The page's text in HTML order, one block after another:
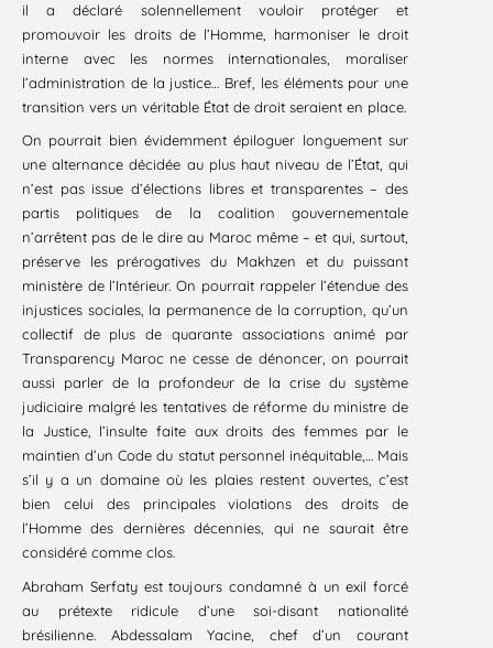
il a déclaré solennellement vouloir protéger et
promouvoir les droits de l’Homme, harmoniser le droit
interne avec les normes internationales, moraliser
l’administration de la justice… Bref, les éléments pour une
transition vers un véritable État de droit seraient en place.
On pourrait bien évidemment épiloguer longuement sur
une alternance décidée au plus haut niveau de l’État, qui
n’est pas issue d’élections libres et transparentes – des
partis politiques de la coalition gouvernementale
n’arrêtent pas de le dire au Maroc même – et qui, surtout,
préserve les prérogatives du Makhzen et du puissant
ministère de l’Intérieur. On pourrait rappeler l’étendue des
injustices sociales, la permanence de la corruption, qu’un
collectif de plus de quarante associations animé par
Transparency Maroc ne cesse de dénoncer, on pourrait
aussi parler de la profondeur de la crise du système
judiciaire malgré les tentatives de réforme du ministre de
la Justice, l’insulte faite aux droits des femmes par le
maintien d’un Code du statut personnel inéquitable,… Mais
s’il y a un domaine où les plaies restent ouvertes, c’est
bien celui des principales violations des droits de
l’Homme des dernières décennies, qui ne saurait être
considéré comme clos.
Abraham Serfaty est toujours condamné à un exil forcé
au prétexte ridicule d’une soi-disant nationalité
brésilienne. Abdessalam Yacine, chef d’un courant